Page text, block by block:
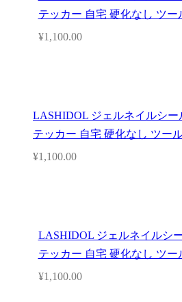
テッカー 自宅 硬化なし ツー
¥1,100.00
LASHIDOL ジェルネイルシー
テッカー 自宅 硬化なし ツー
¥1,100.00
LASHIDOL ジェルネイルシ
テッカー 自宅 硬化なし ツー
¥1,100.00